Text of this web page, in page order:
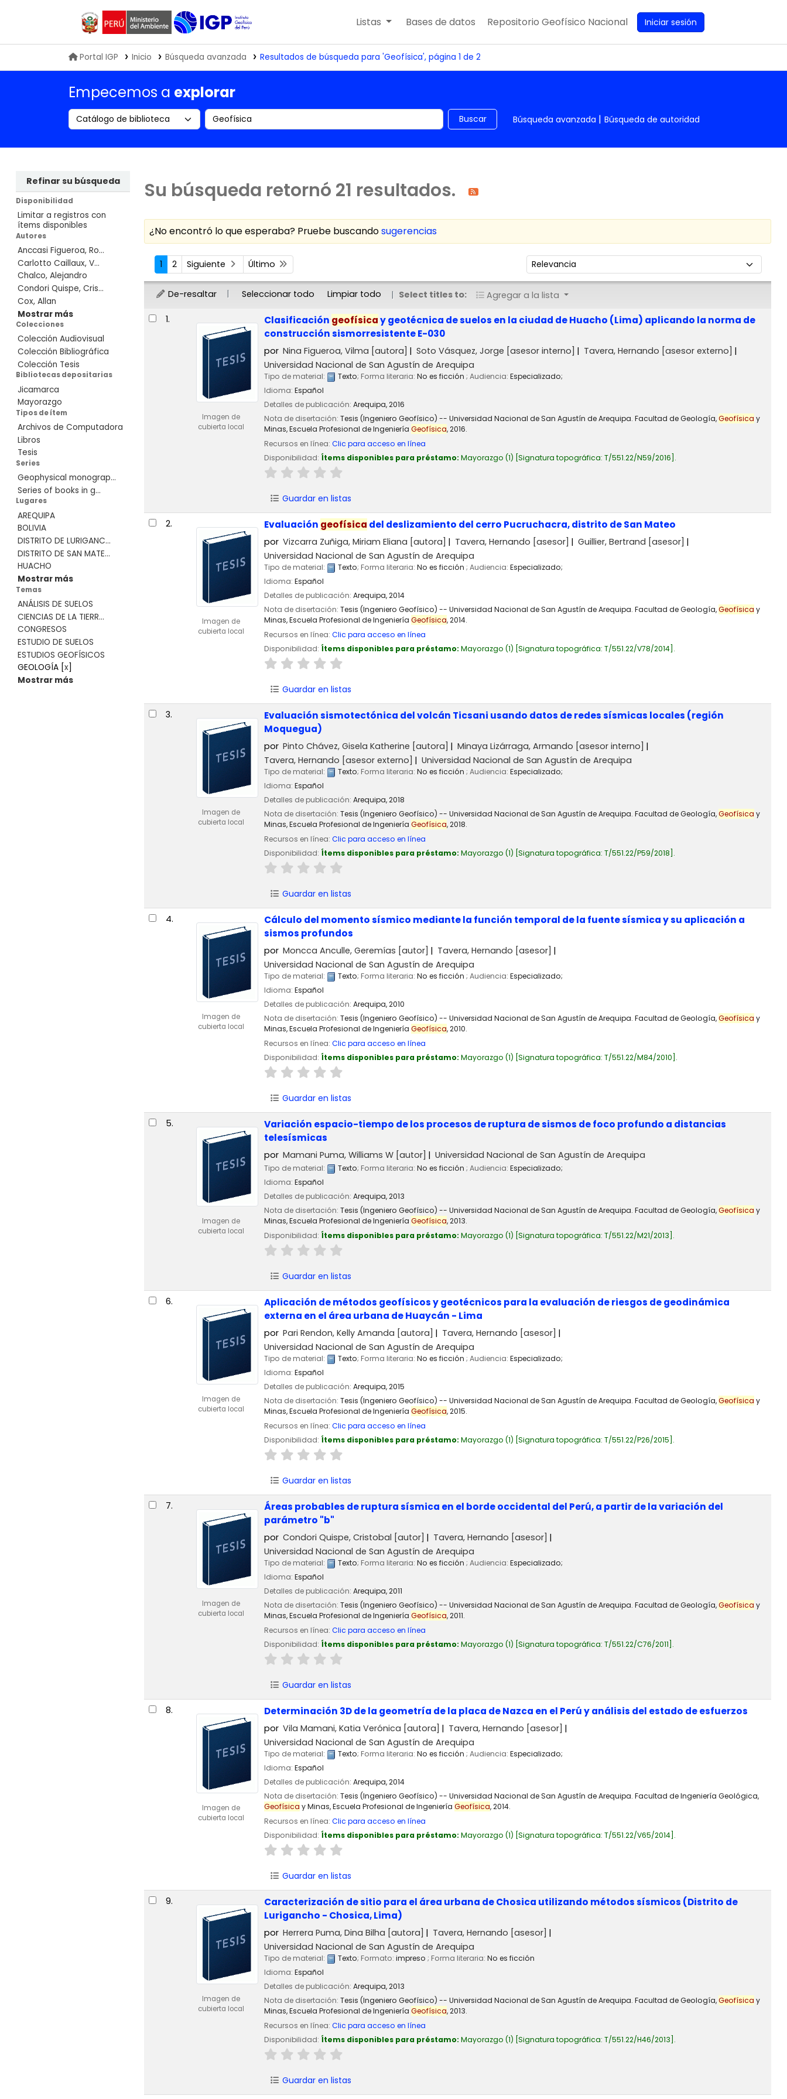
Biblioteca IGP
Listas Bases de datos Repositorio Geofísico Nacional Iniciar sesión
Portal IGP Inicio Búsqueda avanzada Resultados de búsqueda para 'Geofísica', página 1 de 2
Empecemos a explorar
Search the catalog by: Buscar en el catálogo por palabra clave Buscar Búsqueda avanzada Búsqueda de autoridad
Refinar su búsqueda
Disponibilidad
Limitar a registros con
ítems disponibles
Autores
Anccasi Figueroa, Ro...
Carlotto Caillaux, V...
Chalco, Alejandro
Condori Quispe, Cris...
Cox, Allan
Mostrar más
Colecciones
Colección Audiovisual
Colección Bibliográfica
Colección Tesis
Bibliotecas depositarias
Jicamarca
Mayorazgo
Tipos de ítem
Archivos de Computadora
Libros
Tesis
Series
Geophysical monograp...
Series of books in g...
Lugares
AREQUIPA
BOLIVIA
DISTRITO DE LURIGANC...
DISTRITO DE SAN MATE...
HUACHO
Mostrar más
Temas
ANÁLISIS DE SUELOS
CIENCIAS DE LA TIERR...
CONGRESOS
ESTUDIO DE SUELOS
ESTUDIOS GEOFÍSICOS
GEOLOGÍA[ x]
Mostrar más
Su búsqueda retornó 21 resultados.
¿No encontró lo que esperaba? Pruebe buscandosugerencias
Ordenar
1 2 Siguiente Último Ordenar por:
De-resaltar Seleccionar todo Limpiar todo Select titles to: Agregar a la lista
Resultados
1.
Imagen de
cubierta local
Clasificación geofísicay geotécnica de suelos en la ciudad de Huacho (Lima) aplicando la norma de
construcción sismorresistente E-030
por Nina Figueroa, Vilma [autora] Soto Vásquez, Jorge [asesor interno] Tavera, Hernando [asesor externo]
Universidad Nacional de San Agustín de Arequipa
Tipo de material: Texto; Forma literaria: No es ficción ; Audiencia: Especializado;
Idioma: Español
Detalles de publicación: Arequipa,2016
Nota de disertación: Tesis (Ingeniero Geofísico) -- Universidad Nacional de San Agustín de Arequipa. Facultad de Geología,Geofísica y
Minas, Escuela Profesional de Ingeniería Geofísica, 2016.
Recursos en línea: Clic para acceso en línea
Disponibilidad: Ítems disponibles para préstamo: Mayorazgo (1) Signatura topográfica: T/551.22/N59/2016 .
Guardar en listas
2.
Imagen de
cubierta local
Evaluación geofísica del deslizamiento del cerro Pucruchacra, distrito de San Mateo
por Vizcarra Zuñiga, Miriam Eliana [autora] Tavera, Hernando [asesor] Guillier, Bertrand [asesor]
Universidad Nacional de San Agustín de Arequipa
Tipo de material: Texto; Forma literaria: No es ficción ; Audiencia: Especializado;
Idioma: Español
Detalles de publicación: Arequipa,2014
Nota de disertación: Tesis (Ingeniero Geofísico) -- Universidad Nacional de San Agustín de Arequipa. Facultad de Geología,Geofísica y
Minas, Escuela Profesional de Ingeniería Geofísica, 2014.
Recursos en línea: Clic para acceso en línea
Disponibilidad: Ítems disponibles para préstamo: Mayorazgo (1) Signatura topográfica: T/551.22/V78/2014 .
Guardar en listas
3.
Imagen de
cubierta local
Evaluación sismotectónica del volcán Ticsani usando datos de redes sísmicas locales (región
Moquegua)
por Pinto Chávez, Gisela Katherine [autora] Minaya Lizárraga, Armando [asesor interno]
Tavera, Hernando [asesor externo] Universidad Nacional de San Agustín de Arequipa
Tipo de material: Texto; Forma literaria: No es ficción ; Audiencia: Especializado;
Idioma: Español
Detalles de publicación: Arequipa,2018
Nota de disertación: Tesis (Ingeniero Geofísico) -- Universidad Nacional de San Agustín de Arequipa. Facultad de Geología,Geofísica y
Minas, Escuela Profesional de Ingeniería Geofísica, 2018.
Recursos en línea: Clic para acceso en línea
Disponibilidad: Ítems disponibles para préstamo: Mayorazgo (1) Signatura topográfica: T/551.22/P59/2018 .
Guardar en listas
4.
Imagen de
cubierta local
Cálculo del momento sísmico mediante la función temporal de la fuente sísmica y su aplicación a
sismos profundos
por Moncca Anculle, Geremías [autor] Tavera, Hernando [asesor]
Universidad Nacional de San Agustín de Arequipa
Tipo de material: Texto; Forma literaria: No es ficción ; Audiencia: Especializado;
Idioma: Español
Detalles de publicación: Arequipa,2010
Nota de disertación: Tesis (Ingeniero Geofísico) -- Universidad Nacional de San Agustín de Arequipa. Facultad de Geología,Geofísica y
Minas, Escuela Profesional de Ingeniería Geofísica, 2010.
Recursos en línea: Clic para acceso en línea
Disponibilidad: Ítems disponibles para préstamo: Mayorazgo (1) Signatura topográfica: T/551.22/M84/2010 .
Guardar en listas
5.
Imagen de
cubierta local
Variación espacio-tiempo de los procesos de ruptura de sismos de foco profundo a distancias
telesísmicas
por Mamani Puma, Williams W [autor] Universidad Nacional de San Agustín de Arequipa
Tipo de material: Texto; Forma literaria: No es ficción ; Audiencia: Especializado;
Idioma: Español
Detalles de publicación: Arequipa,2013
Nota de disertación: Tesis (Ingeniero Geofísico) -- Universidad Nacional de San Agustín de Arequipa. Facultad de Geología,Geofísica y
Minas, Escuela Profesional de Ingeniería Geofísica, 2013.
Disponibilidad: Ítems disponibles para préstamo: Mayorazgo (1) Signatura topográfica: T/551.22/M21/2013 .
Guardar en listas
6.
Imagen de
cubierta local
Aplicación de métodos geofísicos y geotécnicos para la evaluación de riesgos de geodinámica
externa en el área urbana de Huaycán - Lima
por Pari Rendon, Kelly Amanda [autora] Tavera, Hernando [asesor]
Universidad Nacional de San Agustín de Arequipa
Tipo de material: Texto; Forma literaria: No es ficción ; Audiencia: Especializado;
Idioma: Español
Detalles de publicación: Arequipa,2015
Nota de disertación: Tesis (Ingeniero Geofísico) -- Universidad Nacional de San Agustín de Arequipa. Facultad de Geología,Geofísica y
Minas, Escuela Profesional de Ingeniería Geofísica, 2015.
Recursos en línea: Clic para acceso en línea
Disponibilidad: Ítems disponibles para préstamo: Mayorazgo (1) Signatura topográfica: T/551.22/P26/2015 .
Guardar en listas
7.
Imagen de
cubierta local
Áreas probables de ruptura sísmica en el borde occidental del Perú, a partir de la variación del
parámetro "b"
por Condori Quispe, Cristobal [autor] Tavera, Hernando [asesor]
Universidad Nacional de San Agustín de Arequipa
Tipo de material: Texto; Forma literaria: No es ficción ; Audiencia: Especializado;
Idioma: Español
Detalles de publicación: Arequipa,2011
Nota de disertación: Tesis (Ingeniero Geofísico) -- Universidad Nacional de San Agustín de Arequipa. Facultad de Geología,Geofísica y
Minas, Escuela Profesional de Ingeniería Geofísica, 2011.
Recursos en línea: Clic para acceso en línea
Disponibilidad: Ítems disponibles para préstamo: Mayorazgo (1) Signatura topográfica: T/551.22/C76/2011 .
Guardar en listas
8.
Imagen de
cubierta local
Determinación 3D de la geometría de la placa de Nazca en el Perú y análisis del estado de esfuerzos
por Vila Mamani, Katia Verónica [autora] Tavera, Hernando [asesor]
Universidad Nacional de San Agustín de Arequipa
Tipo de material: Texto; Forma literaria: No es ficción ; Audiencia: Especializado;
Idioma: Español
Detalles de publicación: Arequipa,2014
Nota de disertación: Tesis (Ingeniero Geofísico) -- Universidad Nacional de San Agustín de Arequipa. Facultad de Ingeniería Geológica,
Geofísica y Minas, Escuela Profesional de Ingeniería Geofísica, 2014.
Recursos en línea: Clic para acceso en línea
Disponibilidad: Ítems disponibles para préstamo: Mayorazgo (1) Signatura topográfica: T/551.22/V65/2014 .
Guardar en listas
9.
Imagen de
cubierta local
Caracterización de sitio para el área urbana de Chosica utilizando métodos sísmicos (Distrito de
Lurigancho - Chosica, Lima)
por Herrera Puma, Dina Bilha [autora] Tavera, Hernando [asesor]
Universidad Nacional de San Agustín de Arequipa
Tipo de material: Texto; Formato: impreso ; Forma literaria: No es ficción
Idioma: Español
Detalles de publicación: Arequipa,2013
Nota de disertación: Tesis (Ingeniero Geofísico) -- Universidad Nacional de San Agustín de Arequipa. Facultad de Geología,Geofísica y
Minas, Escuela Profesional de Ingeniería Geofísica, 2013.
Recursos en línea: Clic para acceso en línea
Disponibilidad: Ítems disponibles para préstamo: Mayorazgo (1) Signatura topográfica: T/551.22/H46/2013 .
Guardar en listas